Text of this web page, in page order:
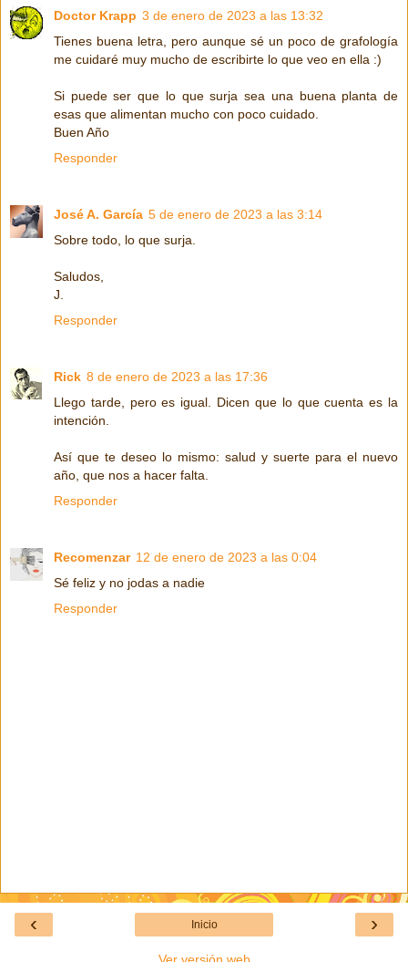
Doctor Krapp 3 de enero de 2023 a las 13:32
Tienes buena letra, pero aunque sé un poco de grafología
me cuidaré muy mucho de escribirte lo que veo en ella :)
Si puede ser que lo que surja sea una buena planta de
esas que alimentan mucho con poco cuidado.
Buen Año
Responder
José A. García 5 de enero de 2023 a las 3:14
Sobre todo, lo que surja.
Saludos,
J.
Responder
Rick 8 de enero de 2023 a las 17:36
Llego tarde, pero es igual. Dicen que lo que cuenta es la
intención.
Así que te deseo lo mismo: salud y suerte para el nuevo
año, que nos a hacer falta.
Responder
Recomenzar 12 de enero de 2023 a las 0:04
Sé feliz y no jodas a nadie
Responder
‹ ›
Inicio